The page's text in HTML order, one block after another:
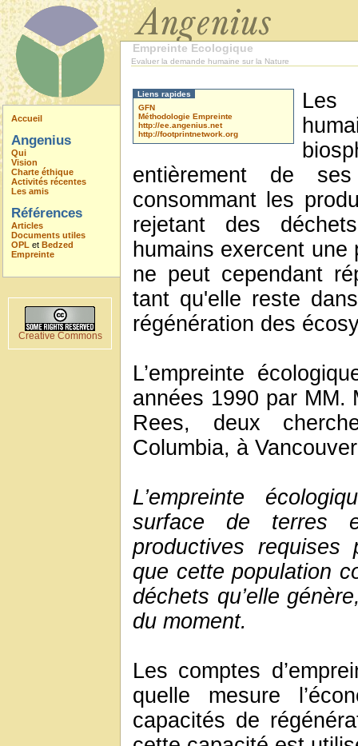
Accueil
Angenius
Qui
Vision
Charte éthique
Activités récentes
Les amis
Références
Articles
Documents utiles
OPL et Bedzed
Empreinte
Creative Commons
Empreinte Ecologique
Evaluer la demande humaine sur la Nature
Liens rapides
GFN
Méthodologie Empreinte
http://ee.angenius.net
http://footprintnetwork.org
Les
entièrement de
consommant les
rejetant des
humains exercent
ne peut cependant
tant qu'elle reste
régénération des
L’empreinte
années 1990 par MM.
Rees, deux
Columbia, à
L’empreinte
surface de terres
productives requises
que cette population
déchets qu’elle
du moment.
Les comptes
quelle mesure
capacités de